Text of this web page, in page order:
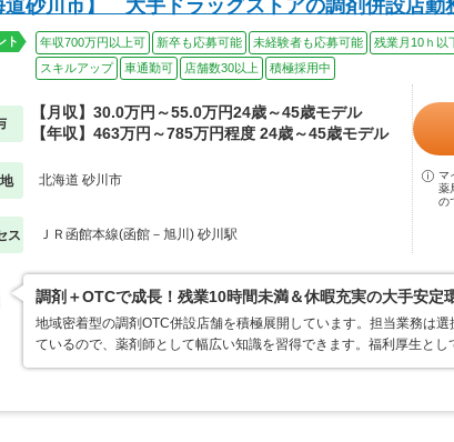
道砂川市】 大手ドラッグストアの調剤併設店
ト 年収700万円以上可 新卒も応募可能 未経験者も応募可能 残業月10ｈ以
スキルアップ
車通勤可 店舗数30以上 積極採用中
【月収】30.0万円～55.0万円24歳～45歳モデル
【年収】463万円～785万円程度 24歳～45歳モデル
北海道 砂川市
ス ＪＲ函館本線(函館－旭川) 砂川駅
マ
薬
の
調剤＋OTCで成長！残業10時間未満＆休暇充実の大手安定
地域密着型の調剤OTC併設店舗を積極展開しています。担当業務は
ているので、薬剤師として幅広い知識を習得できます。福利厚生と